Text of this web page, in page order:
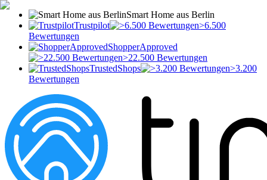
Smart Home aus Berlin
Trustpilot
>6.500
Bewertungen
ShopperApproved
>22.500 Bewertungen
TrustedShops
>3.200
Bewertungen